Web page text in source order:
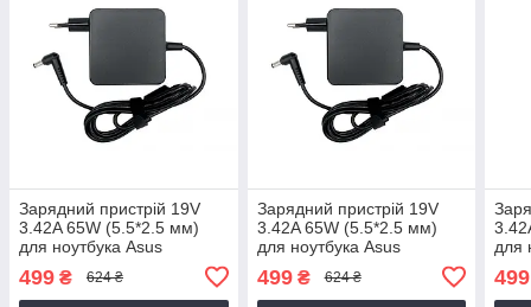
Зарядний пристрій 19V
3.42A 65W (5.5*2.5 мм)
для ноутбука Asus
F450CC, F450LA, F450LD,
F451C, F451CA
499 ₴ 624 ₴
Зарядний пристрій 19V
3.42A 65W (5.5*2.5 мм)
для ноутбука Asus
F751NA, F751S, F756UQ,
K40, K401U
499₴ 624 ₴
для
499